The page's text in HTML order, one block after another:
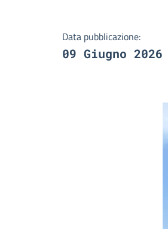
Data pubblicazione:
09 Giugno 2026